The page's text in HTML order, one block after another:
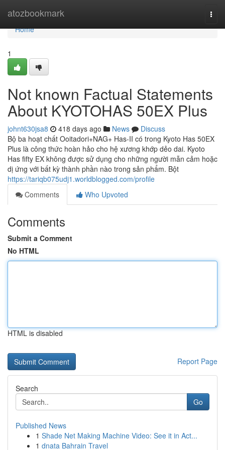
atozbookmark
Home
Home
1
Not known Factual Statements
About KYOTOHAS 50EX Plus
johnt630jsa8 418 days ago News
Discuss
Bộ ba hoạt chất Ooitadori+NAG+ Has-II có trong Kyoto Has 50EX
Plus là công thức hoàn hảo cho hệ xương khớp dẻo dai. Kyoto
Has fifty EX không được sử dụng cho những người mẫn cảm hoặc
dị ứng với bất kỳ thành phần nào trong sản phẩm. Bột
https://tariqb075udj1.worldblogged.com/profile
Comments
Who Upvoted
Comments
Submit a Comment
No HTML
HTML is disabled
Report Page
Search
Go
Published News
1 Shade Net Making Machine Video: See it in Act...
1 dnata Bahrain Travel